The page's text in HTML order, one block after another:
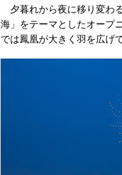
夕暮れから夜に移り変わ
海」をテーマとしたオープ
では鳳凰が大きく羽を広げ